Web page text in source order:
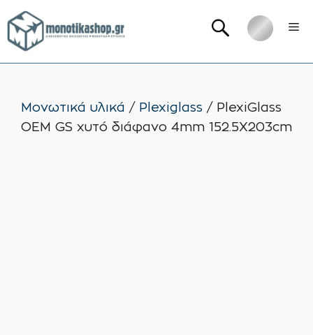
Μετάβαση
σε
περιεχόμενο
Μονωτικά υλικά / Plexiglass / PlexiGlass
OEM GS χυτό διάφανο 4mm 152.5X203cm